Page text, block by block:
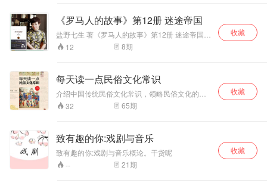
《罗马人的故事》第12册 迷途帝国
盐野七生 著《罗马人的故事》第12册 迷途帝国：
三世纪的罗马皇帝，嗅不出雍容大度，也没有器
宇轩昂的风采。出身良好的皇帝看来高雅但文
然不同的形象，透露出三世纪的变局与危机。
12 8期
收藏
每天读一点民俗文化常识
介绍中国传统民俗文化常识，领略民俗文化的独
特魅力
32 65期
收藏
致有趣的你:戏剧与音乐
致有趣的你:戏剧与音乐概论。干货呢
--
21期
收藏